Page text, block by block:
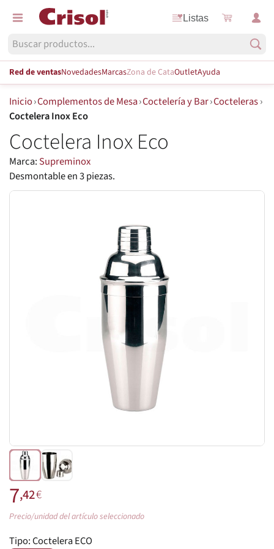
Listas
Red de ventasNovedadesMarcasZona de CataOutletAyuda
Inicio›Complementos de Mesa›Coctelería y Bar›Cocteleras›
Coctelera Inox Eco
Coctelera Inox Eco
Marca: Supreminox
Desmontable en 3 piezas.
7,42€
Precio/unidad del artículo seleccionado
Tipo:Coctelera ECO